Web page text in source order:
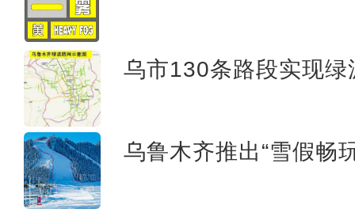
乌市130条路段实现绿
乌鲁木齐推出“雪假畅